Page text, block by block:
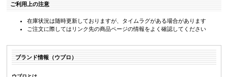
ご利用上の注意
在庫状況は随時更新しておりますが、タイムラグがある場合があります
ご注文に際してはリンク先の商品ページの情報をよく確認してください
ブランド情報（ウブロ）